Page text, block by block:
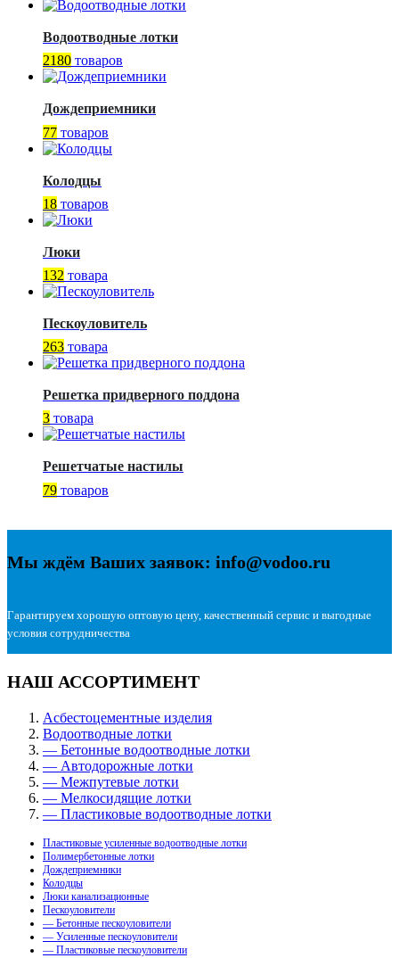
Водоотводные лотки
2180 товаров
Дождеприемники
77 товаров
Колодцы
18 товаров
Люки
132 товара
Пескоуловитель
263 товара
Решетка придверного поддона
3 товара
Решетчатые настилы
79 товаров
Мы ждём Ваших заявок: info@vodoo.ru
Гарантируем хорошую оптовую цену, качественный сервис и выгодные
условия сотрудничества
НАШ АССОРТИМЕНТ
Асбестоцементные изделия
Водоотводные лотки
— Бетонные водоотводные лотки
— Автодорожные лотки
— Межпутевые лотки
— Мелкосидящие лотки
— Пластиковые водоотводные лотки
Пластиковые усиленные водоотводные лотки
Полимербетонные лотки
Дождеприемники
Колодцы
Люки канализационные
Пескоуловители
— Бетонные пескоуловители
— Усиленные пескоуловители
— Пластиковые пескоуловители